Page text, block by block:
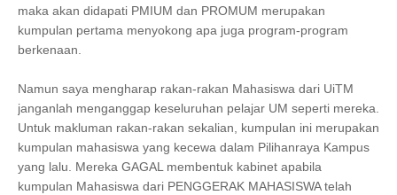
maka akan didapati PMIUM dan PROMUM merupakan
kumpulan pertama menyokong apa juga program-program
berkenaan.
Namun saya mengharap rakan-rakan Mahasiswa dari UiTM
janganlah menganggap keseluruhan pelajar UM seperti mereka.
Untuk makluman rakan-rakan sekalian, kumpulan ini merupakan
kumpulan mahasiswa yang kecewa dalam Pilihanraya Kampus
yang lalu. Mereka GAGAL membentuk kabinet apabila
kumpulan Mahasiswa dari PENGGERAK MAHASISWA telah